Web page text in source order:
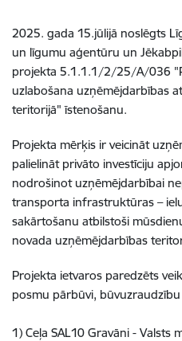
2025. gada 15.jūlijā noslēgts
un līgumu aģentūru un
projekta 5.1.1.1/2/25/A/036
uzlabošana uzņēmējdarbības
teritorijā" īstenošanu.
Projekta mērķis ir veicināt
palielināt privāto investīciju
nodrošinot uzņēmējdarbībai
transporta infrastruktūras –
sakārtošanu atbilstoši
novada uzņēmējdarbības
Projekta ietvaros paredzēts
posmu pārbūvi,
1) Ceļa SAL10 Gravāni - Valsts